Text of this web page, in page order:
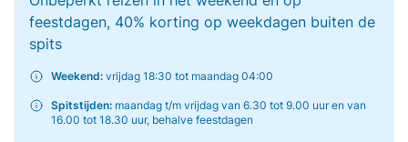
feestdagen, 40% korting op weekdagen buiten de
spits
Weekend: vrijdag 18:30 tot maandag 04:00
Spitstijden: maandag t/m vrijdag van 6.30 tot 9.00 uur en van
16.00 tot 18.30 uur, behalve feestdagen